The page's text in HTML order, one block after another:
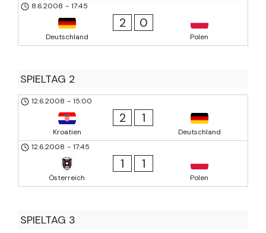
8.6.2008 - 17:45
Deutschland
2 0
Polen
SPIELTAG 2
12.6.2008 - 15:00
Kroatien
2 1
Deutschland
12.6.2008 - 17:45
Österreich
1 1
Polen
SPIELTAG 3